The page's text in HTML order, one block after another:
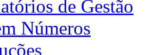
de Gestão
Números